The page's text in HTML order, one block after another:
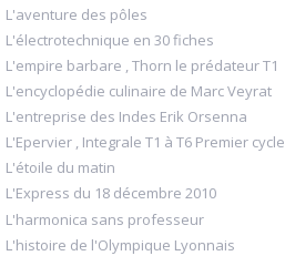
L'aventure des pôles
L'électrotechnique en 30 fiches
L'empire barbare , Thorn le prédateur T1
L'encyclopédie culinaire de Marc Veyrat
L'entreprise des Indes Erik Orsenna
L'Epervier , Integrale T1 à T6 Premier cycle
L'étoile du matin
L'Express du 18 décembre 2010
L'harmonica sans professeur
L'histoire de l'Olympique Lyonnais